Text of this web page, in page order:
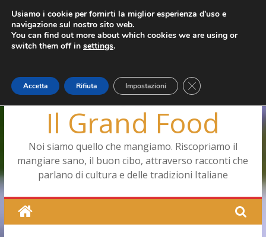
Salta
contenuto
mercoledì, Agosto 5, 2026
Ultimo: Pizza a Corte
Menopausa, una forma smagliante senza età
Capodimonte, ritorna la tavola di corte
Il Grand Food
Noi siamo quello che mangiamo. Riscopriamo il
mangiare sano, il buon cibo, attraverso racconti che
parlano di cultura e delle tradizioni Italiane
Usiamo i cookie per fornirti la miglior esperienza d'uso e
navigazione sul nostro sito web.
You can find out more about which cookies we are using or
switch them off in settings.
Accetta Rifiuta Impostazioni Close GDPR